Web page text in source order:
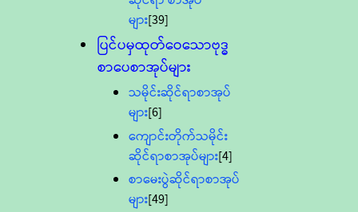
များ[39]
ပြင်ပမှထုတ်ဝေသောဗုဒ္ဓ
စာပေစာအုပ်များ
သမိုင်းဆိုင်ရာစာအုပ်
များ[6]
ကျောင်းတိုက်သမိုင်း
ဆိုင်ရာစာအုပ်များ[4]
စာမေးပွဲဆိုင်ရာစာအုပ်
များ[49]